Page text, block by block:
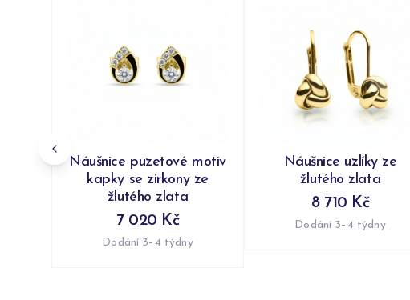
Náušnice puzetové motiv
kapky se zirkony ze
žlutého zlata
7 020 Kč
Dodání 3–4 týdny
Náušnice uzlíky ze
žlutého zlata
8 710 Kč
Dodání 3–4 týdny